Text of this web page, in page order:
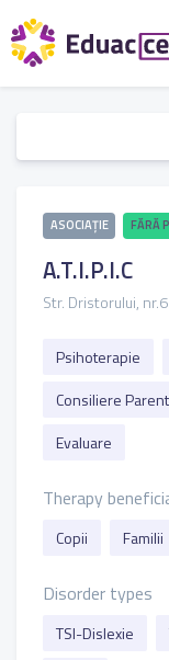
ASOCIAȚIE FĂRĂ
A.T.I.P.I.C
Str. Dristorului,
Psihoterapie
Consiliere
Evaluare
Therapy
Copii Familii
Disorder types
TSI-Dislexie